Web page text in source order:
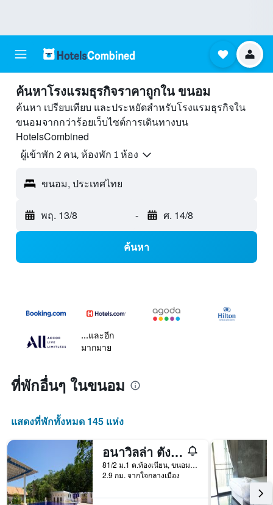
ค้นหาโรงแรมธุรกิจราคาถูกใน ขนอม
ค้นหา เปรียบเทียบ และประหยัดสำหรับโรงแรมธุรกิจใน
ขนอมจากกว่าร้อยเว็บไซต์การเดินทางบน
HotelsCombined
ผู้เข้าพัก 2 คน, ห้องพัก 1 ห้อง
ขนอม, ประเทศไทย
พฤ. 13/8 - ศ. 14/8
ค้นหา
...และอีก
มากมาย
ที่พักอื่นๆ ในขนอม
แสดงที่พักทั้งหมด 145 แห่ง
อนาวิลล่า ตังเก รีสอร์ท
81/2 ม.1 ต.ท้องเนียน, ขนอม, ประเทศไทย
2.9 กม. จากใจกลางเมือง